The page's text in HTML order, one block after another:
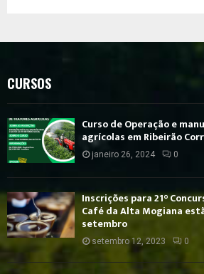
CURSOS
Curso de Operação e
agrícolas em Ribeirão
janeiro 26, 2024 0
Inscrições para 21°
Café da Alta Mogiana
setembro
setembro 12, 2023 0